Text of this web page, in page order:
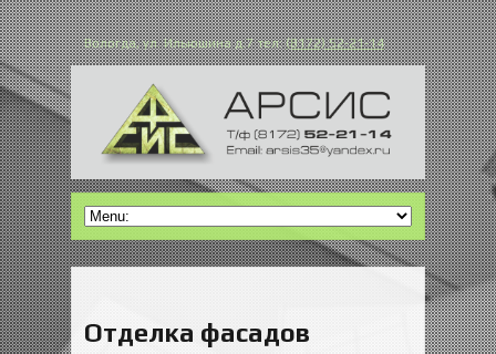
Вологда, ул. Ильюшина д.7 тел:(8172) 52-21-14
Отделка фасадов